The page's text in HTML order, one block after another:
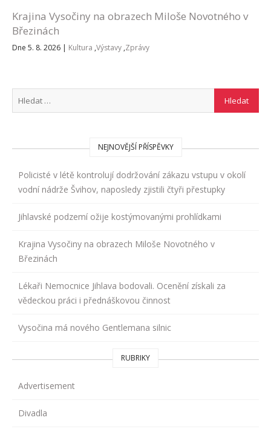
Krajina Vysočiny na obrazech Miloše Novotného v
Březinách
Dne 5. 8. 2026 | Kultura ,Výstavy ,Zprávy
NEJNOVĚJŠÍ PŘÍSPĚVKY
Policisté v létě kontrolují dodržování zákazu vstupu v okolí
vodní nádrže Švihov, naposledy zjistili čtyři přestupky
Jihlavské podzemí ožije kostýmovanými prohlídkami
Krajina Vysočiny na obrazech Miloše Novotného v
Březinách
Lékaři Nemocnice Jihlava bodovali. Ocenění získali za
vědeckou práci i přednáškovou činnost
Vysočina má nového Gentlemana silnic
RUBRIKY
Advertisement
Divadla